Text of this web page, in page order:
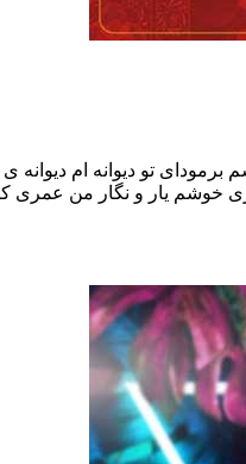
تو دیوانه ام
یار و نگار من عمری